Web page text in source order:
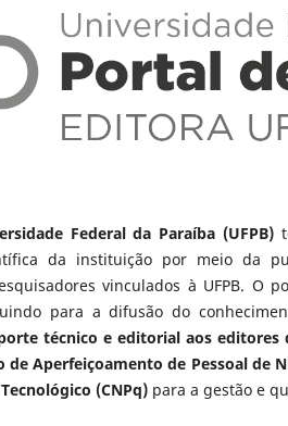
Federal da Paraíba (UFPB)
da instituição por meio da
vinculados à UFPB. O
para a difusão do
técnico e editorial aos editores
de Aperfeiçoamento de Pessoal de
(CNPq) para a gestão e